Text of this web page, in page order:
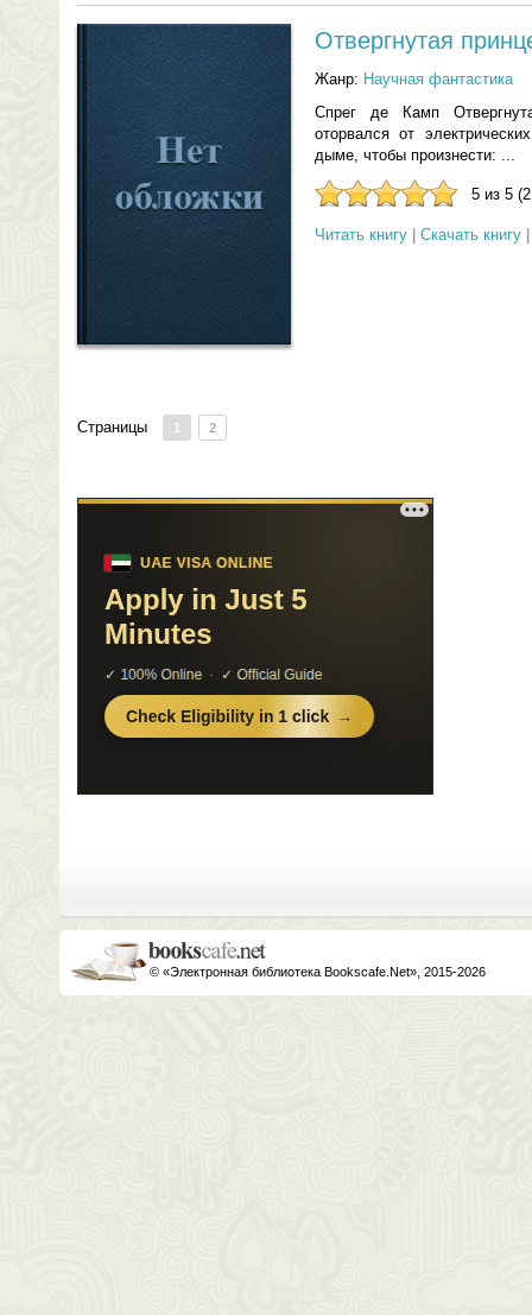
Отвергнутая
Жанр: Научная фантастика
Спрег де Камп
оторвался от
дыме, чтобы произнести: ...
5 из 5
Читать книгу Скачать книгу
Страницы 1 2
© «Электронная библиотека Bookscafe.Net», 2015-2026